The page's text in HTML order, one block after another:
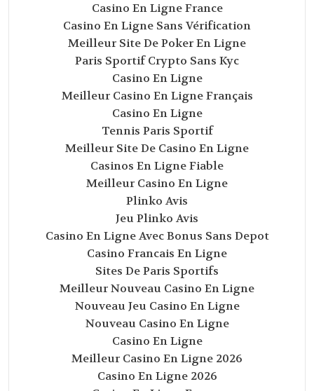
Casino En Ligne France
Casino En Ligne Sans Vérification
Meilleur Site De Poker En Ligne
Paris Sportif Crypto Sans Kyc
Casino En Ligne
Meilleur Casino En Ligne Français
Casino En Ligne
Tennis Paris Sportif
Meilleur Site De Casino En Ligne
Casinos En Ligne Fiable
Meilleur Casino En Ligne
Plinko Avis
Jeu Plinko Avis
Casino En Ligne Avec Bonus Sans Depot
Casino Francais En Ligne
Sites De Paris Sportifs
Meilleur Nouveau Casino En Ligne
Nouveau Jeu Casino En Ligne
Nouveau Casino En Ligne
Casino En Ligne
Meilleur Casino En Ligne 2026
Casino En Ligne 2026